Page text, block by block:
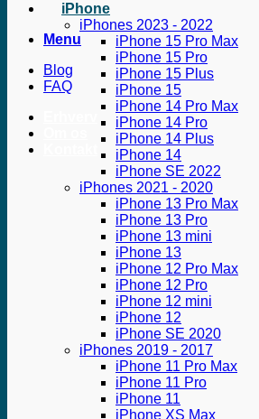
Menu
Blog
FAQ
iPhone
iPhones 2023 - 2022
iPhone 15 Pro Max
iPhone 15 Pro
iPhone 15 Plus
iPhone 15
iPhone 14 Pro Max
iPhone 14 Pro
iPhone 14 Plus
iPhone 14
iPhone SE 2022
iPhones 2021 - 2020
iPhone 13 Pro Max
iPhone 13 Pro
iPhone 13 mini
iPhone 13
iPhone 12 Pro Max
iPhone 12 Pro
iPhone 12 mini
iPhone 12
iPhone SE 2020
iPhones 2019 - 2017
iPhone 11 Pro Max
iPhone 11 Pro
iPhone 11
iPhone XS Max